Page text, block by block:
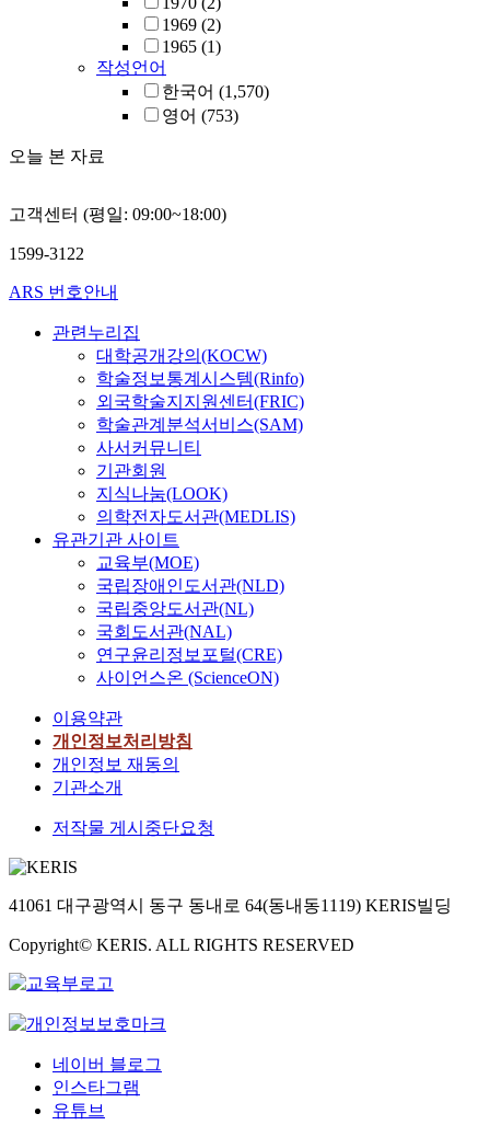
1969 (2)
1965 (1)
작성언어
한국어 (1,570)
영어 (753)
오늘 본 자료
고객센터 (평일: 09:00~18:00)
1599-3122
ARS 번호안내
관련누리집
대학공개강의(KOCW)
학술정보통계시스템(Rinfo)
외국학술지지원센터(FRIC)
학술관계분석서비스(SAM)
사서커뮤니티
기관회원
지식나눔(LOOK)
의학전자도서관(MEDLIS)
유관기관 사이트
교육부(MOE)
국립장애인도서관(NLD)
국립중앙도서관(NL)
국회도서관(NAL)
연구윤리정보포털(CRE)
사이언스온 (ScienceON)
이용약관
개인정보처리방침
개인정보 재동의
기관소개
저작물 게시중단요청
41061 대구광역시 동구 동내로 64(동내동1119) KERIS빌딩
Copyright© KERIS. ALL RIGHTS RESERVED
네이버 블로그
인스타그램
유튜브